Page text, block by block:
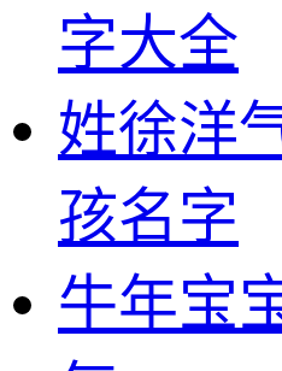
字大全
姓徐洋
孩名字
牛年宝